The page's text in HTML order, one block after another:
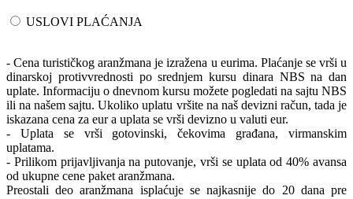
USLOVI PLAĆANJA
- Cena turističkog aranžmana je izražena u eurima. Plaćanje se vrši u
dinarskoj protivvrednosti po srednjem kursu dinara NBS na dan
uplate. Informaciju o dnevnom kursu možete pogledati na sajtu NBS
ili na našem sajtu. Ukoliko uplatu vršite na naš devizni račun, tada je
iskazana cena za eur a uplata se vrši devizno u valuti eur.
- Uplata se vrši gotovinski, čekovima građana, virmanskim
uplatama.
- Prilikom prijavljivanja na putovanje, vrši se uplata od 40% avansa
od ukupne cene paket aranžmana.
Preostali deo aranžmana isplaćuje se najkasnije do 20 dana pre